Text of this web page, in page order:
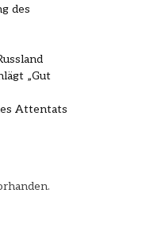
des
„Gut
Attentats